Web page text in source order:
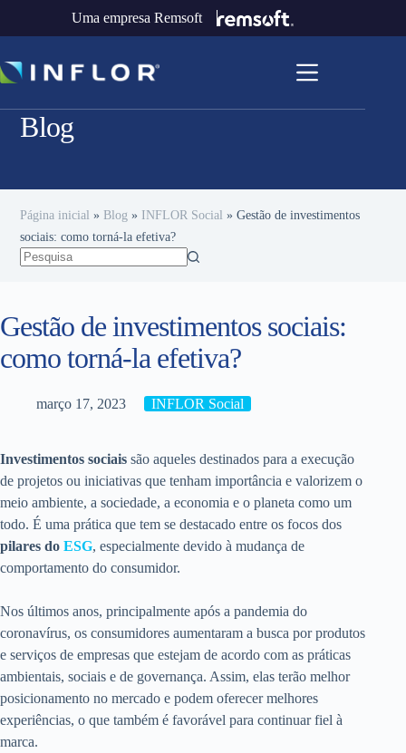
Uma empresa Remsoft
Blog
Página inicial » Blog » INFLOR Social »Gestão de investimentos
sociais: como torná-la efetiva?
Gestão de investimentos sociais:
como torná-la efetiva?
março 17, 2023 INFLOR Social
Investimentos sociais são aqueles destinados para a execução
de projetos ou iniciativas que tenham importância e valorizem o
meio ambiente, a sociedade, a economia e o planeta como um
todo. É uma prática que tem se destacado entre os focos dos
pilares do ESG, especialmente devido à mudança de
comportamento do consumidor.
Nos últimos anos, principalmente após a pandemia do
coronavírus, os consumidores aumentaram a busca por produtos
e serviços de empresas que estejam de acordo com as práticas
ambientais, sociais e de governança. Assim, elas terão melhor
posicionamento no mercado e podem oferecer melhores
experiências, o que também é favorável para continuar fiel à
marca.